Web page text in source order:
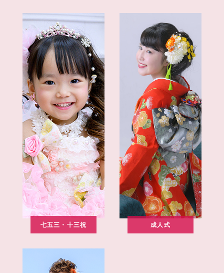
七五三・十三祝 成人式